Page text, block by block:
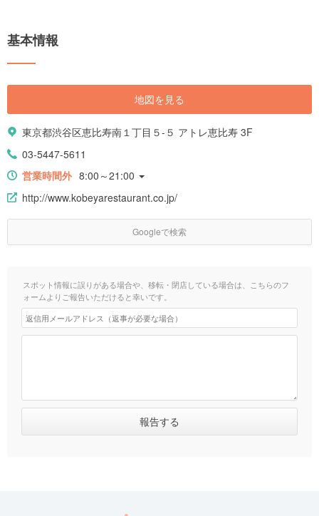
基本情報
地図を見る
東京都渋谷区恵比寿南１丁目５-５ アトレ恵比寿 3F
03-5447-5611
営業時間外 8:00～21:00
http://www.kobeyarestaurant.co.jp/
Googleで検索
スポット情報に誤りがある場合や、移転・閉店している場合は、こちらのフ
ォームよりご報告いただけると幸いです。